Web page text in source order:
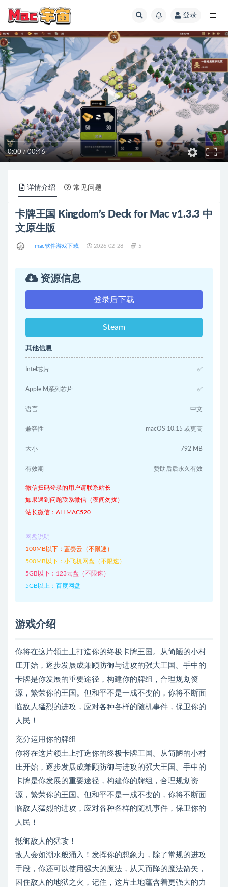
登录
0:00/00:46
详情介绍 常见问题
卡牌王国 Kingdom’s Deck for Mac v1.3.3 中
文原生版
mac软件游戏下载 2026-02-28 5
资源信息
登录后下载
Steam
其他信息
Intel芯片 ✅
Apple M系列芯片 ✅
语言 中文
兼容性 macOS 10.15 或更高
大小 792 MB
有效期 赞助后后永久有效
微信扫码登录的用户请联系站长
如果遇到问题联系微信（夜间勿扰）
站长微信：ALLMAC520
网盘说明
100MB以下：蓝奏云（不限速）
500MB以下：小飞机网盘（不限速）
5GB以下：123云盘（不限速）
5GB以上：百度网盘
游戏介绍
你将在这片领土上打造你的终极卡牌王国。从简陋的小村
庄开始，逐步发展成兼顾防御与进攻的强大王国。手中的
卡牌是你发展的重要途径，构建你的牌组，合理规划资
源，繁荣你的王国。但和平不是一成不变的，你将不断面
临敌人猛烈的进攻，应对各种各样的随机事件，保卫你的
人民！
充分运用你的牌组
你将在这片领土上打造你的终极卡牌王国。从简陋的小村
庄开始，逐步发展成兼顾防御与进攻的强大王国。手中的
卡牌是你发展的重要途径，构建你的牌组，合理规划资
源，繁荣你的王国。但和平不是一成不变的，你将不断面
临敌人猛烈的进攻，应对各种各样的随机事件，保卫你的
人民！
抵御敌人的猛攻！
敌人会如潮水般涌入！发挥你的想象力，除了常规的进攻
手段，你还可以使用强大的魔法，从天而降的魔法箭矢，
困住敌人的地狱之火，记住，这片土地蕴含着更强大的力